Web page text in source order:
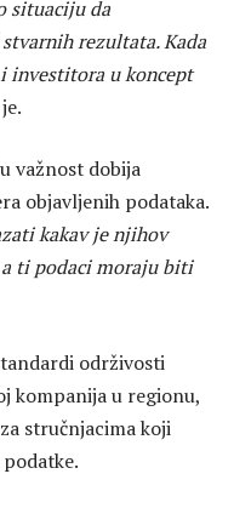
situaciju da
rezultata. Kada
investitora u koncept
važnost dobija
objavljenih podataka.
kakav je njihov
ti podaci moraju biti
održivosti
kompanija u regionu,
stručnjacima koji